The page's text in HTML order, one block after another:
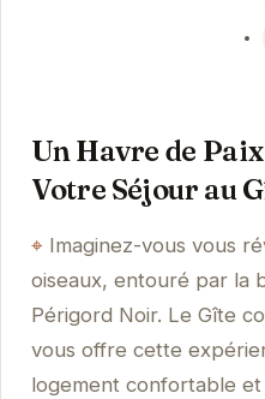
Un Havre de
Votre Séjour au
Imaginez-vous vous
oiseaux, entouré par la
Périgord Noir. Le Gîte
vous offre cette
logement confortable